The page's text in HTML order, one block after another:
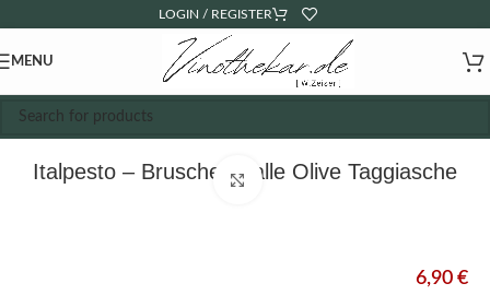
LOGIN / REGISTER
MENU
Italpesto – Bruschetta alle Olive Taggiasche
Click to enlarge
6,90 €